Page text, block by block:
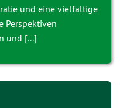
und eine vielfältige
Perspektiven
und [...]